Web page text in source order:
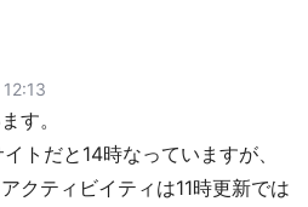
す。
トだと14時なっていますが、
クティビイティは11時更新では